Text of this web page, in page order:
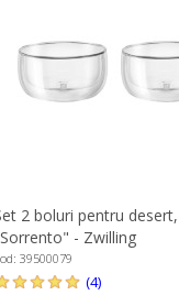
2 boluri pentru
- Zwilling
39500079
(4)